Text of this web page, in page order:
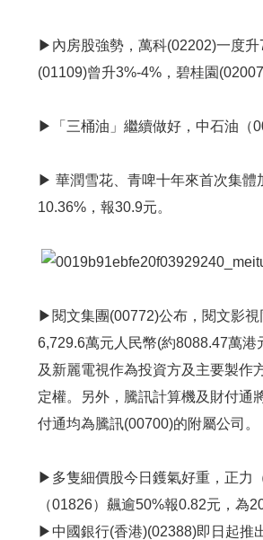
▶內房股強勢，萬科(02202)一度
(01109)曾升3%-4%，碧桂園
▶「三桶油」繼續做好，中石油（
▶ 華潤雪花、青啤十年來首次集體
10.36%，報30.9元。
▶閱文集團(00772)公布，閱文影
6,729.6萬元人民幣(約8088.47萬
及新麗電視作為投資方及主要製作
定權。另外，騰訊計算機及財付通
付通均為騰訊(00700)的附屬公司。
▶多隻細價股今日鑊氣好重，正力
（01826）飆逾50%報0.82元，為
▶中國銀行(香港)(02388)即日起推